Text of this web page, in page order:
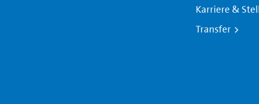
Karriere &
Transfer